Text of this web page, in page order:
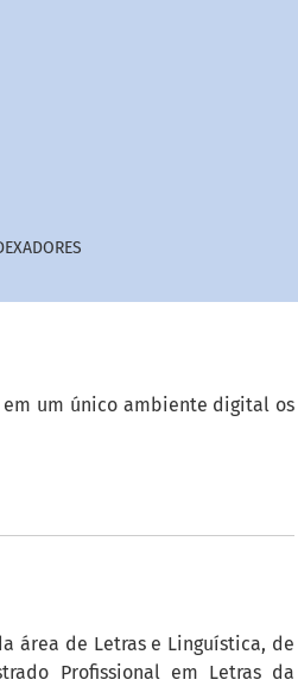
um único ambiente digital os
área de Letras e Linguística, de
Profissional em Letras da